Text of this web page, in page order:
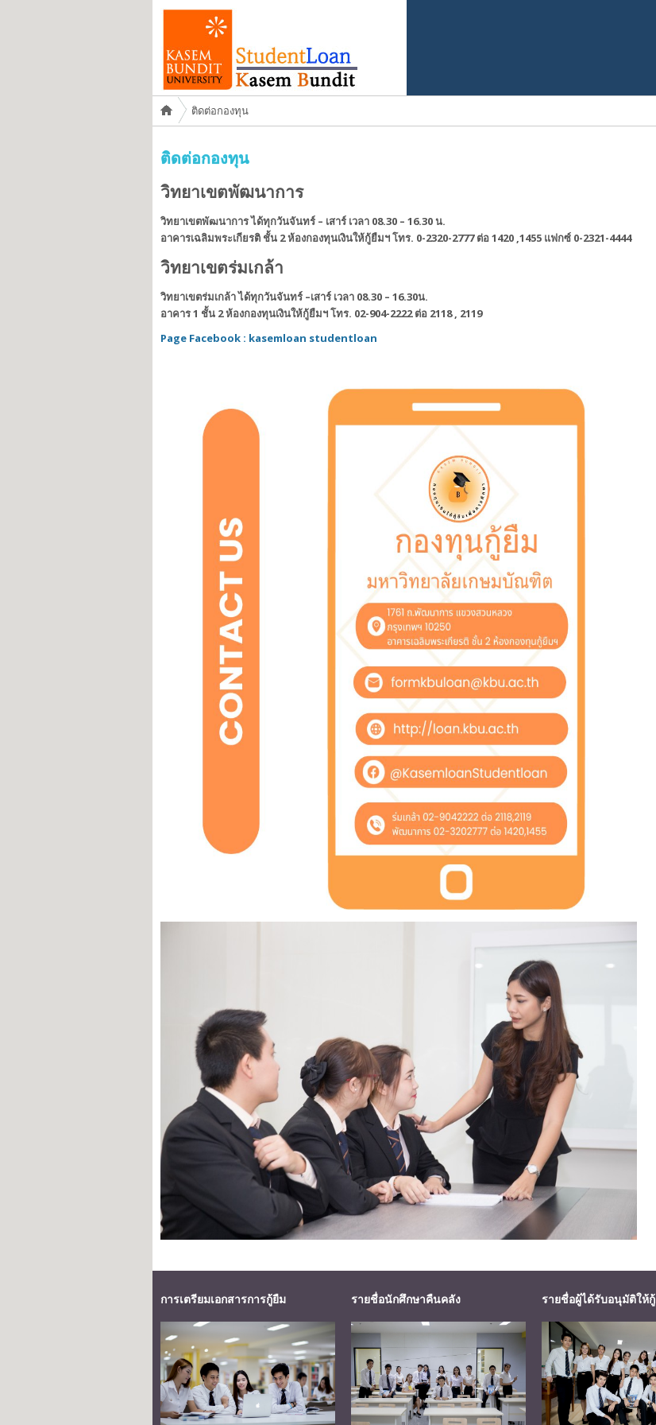
You are here
ติดต่อกองทุน
ติดต่อกองทุน
วิทยาเขตพัฒนาการ
วิทยาเขตพัฒนาการ ได้ทุกวันจันทร์ – เสาร์ เวลา 08.30 – 16.30 น.
อาคารเฉลิมพระเกียรติ ชั้น 2 ห้องกองทุนเงินให้กู้ยืมฯโทร. 0-2320-2777 ต่อ 1420 ,1455 แฟกซ์ 0-2321-4444
วิทยาเขตร่มเกล้า
วิทยาเขตร่มเกล้า ได้ทุกวันจันทร์ –เสาร์ เวลา 08.30 – 16.30น.
อาคาร 1 ชั้น 2 ห้องกองทุนเงินให้กู้ยืมฯโทร. 02-904-2222 ต่อ 2118 , 2119
Page Facebook : kasemloan studentloan
การเตรียมเอกสารการกู้ยืม รายชื่อนักศึกษาคืนคลัง รายชื่อผู้ได้รับอนุมัติให้กู้